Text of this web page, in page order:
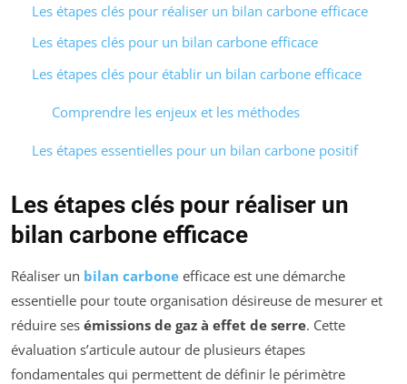
Les étapes clés pour réaliser un bilan carbone efficace
Les étapes clés pour un bilan carbone efficace
Les étapes clés pour établir un bilan carbone efficace
Comprendre les enjeux et les méthodes
Les étapes essentielles pour un bilan carbone positif
Les étapes clés pour réaliser un
bilan carbone efficace
Réaliser un bilan carbone efficace est une démarche
essentielle pour toute organisation désireuse de mesurer et
réduire ses émissions de gaz à effet de serre. Cette
évaluation s’articule autour de plusieurs étapes
fondamentales qui permettent de définir le périmètre